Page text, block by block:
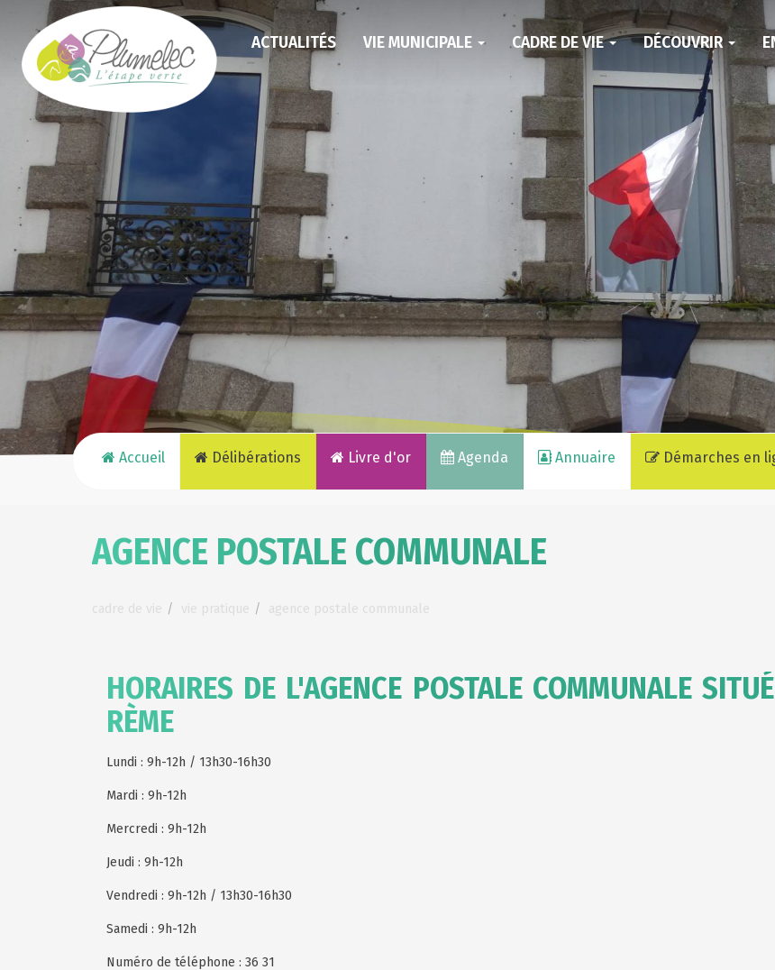
ACTUALITÉS VIE MUNICIPALE CADRE DE VIE DÉCOUVRIR
Accueil Délibérations Livre d'or Agenda Annuaire Démarches en
AGENCE POSTALE COMMUNALE
cadre de vie vie pratique agence postale communale
HORAIRES DE L'AGENCE POSTALE COMMUNALE
RÈME
Lundi : 9h-12h / 13h30-16h30
Mardi : 9h-12h
Mercredi : 9h-12h
Jeudi : 9h-12h
Vendredi : 9h-12h / 13h30-16h30
Samedi : 9h-12h
Numéro de téléphone : 36 31